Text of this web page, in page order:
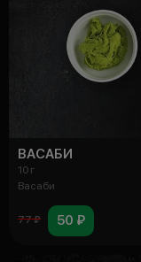
ВАСАБИ
10 г
Васаби
77 ₽ 50 ₽